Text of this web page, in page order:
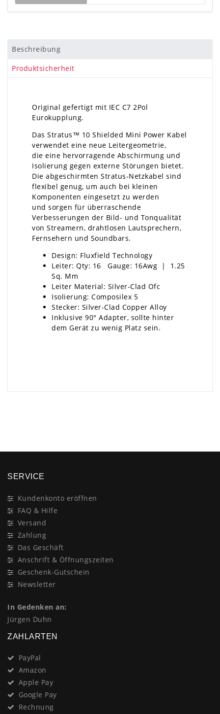
Beschreibung
Produktsicherheit
Original gefertigt mit IEC C7 2Pol
Eurokupplung.
Das Stratus™ 10 Shielded Mini Power Kabel
verwendet eine neue Leitergeometrie,
die eine hervorragende Abschirmung und
Isolierung gegen externe Störungen bietet.
Die abgeschirmten Stratus-Netzkabel sind
flexibel genug, um auch bei kleinen
Komponenten eingesetzt zu werden
und sorgen für überraschende
Verbesserungen der Bild- und Tonqualität
von Streamern, drahtlosen Lautsprechern,
Fernsehern und Soundbars.
Design: Fluxfield Technology
Leiter: Qty: 16 Gauge: 16Awg | 1.25
Sq. Mm
Leiter Material: Silver-Clad Ofc
Isolierung: Composilex 5
Stecker: Silver-Clad Copper Alloy
Inklusive 90° Adapter, sollte hinter
dem Gerät zu wenig Platz sein.
SERVICE
Kundenkonto eröffnen
FAQ & Hilfe
Versand
Zahlung
Das Geschäft
Anschrift & Öffnungszeiten
Geschenk-Gutschein
Newsletter
In Gedenken an:
Jürgen Duhn
ZAHLARTEN
PayPal
Amazon
Apple Pay
Google Pay
Rechnung